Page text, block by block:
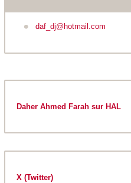
daf_dj@hotmail.com
Daher Ahmed Farah sur HAL
X (Twitter)